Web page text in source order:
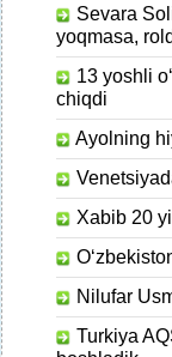
Sevara
yoqmasa,
13 yoshli
chiqdi
Ayolning
Xabib 20
Nilufar
Turkiya